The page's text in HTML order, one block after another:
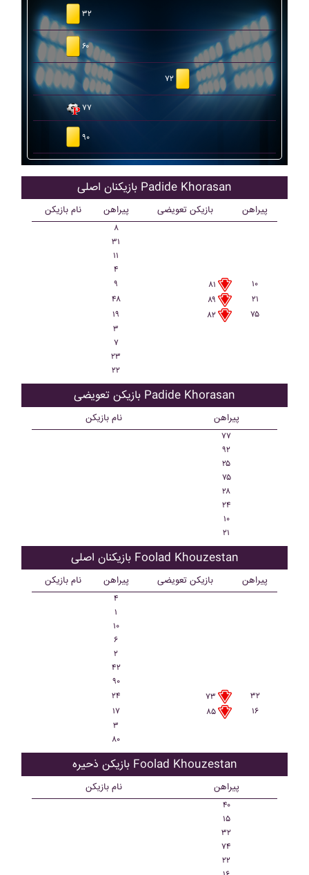
۳۲
۶۰
۷۲
۷۷
۹۰
بازیکنان اصلی Padide Khorasan
نام بازیکن پیراهن بازیکن تعویضی پیراهن
۸
۳۱
۱۱
۴
۹
۸۱
۱۰
۴۸
۸۹
۲۱
۱۹
۸۲
۷۵
۳
۷
۲۳
۲۲
بازیکن تعویضی Padide Khorasan
نام بازیکن پیراهن
۷۷
۹۲
۲۵
۷۵
۲۸
۲۴
۱۰
۲۱
بازیکنان اصلی Foolad Khouzestan
نام بازیکن پیراهن بازیکن تعویضی پیراهن
۴
۱
۱۰
۶
۲
۴۲
۹۰
۲۴
۷۳
۳۲
۱۷
۸۵
۱۶
۳
۸۰
بازیکن ذحیره Foolad Khouzestan
نام بازیکن پیراهن
۴۰
۱۵
۳۲
۷۴
۲۲